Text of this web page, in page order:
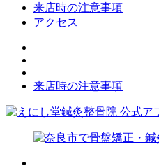
来店時の注意事項
アクセス
来店時の注意事項